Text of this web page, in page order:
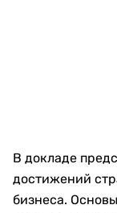
В докладе
достижений
бизнеса.